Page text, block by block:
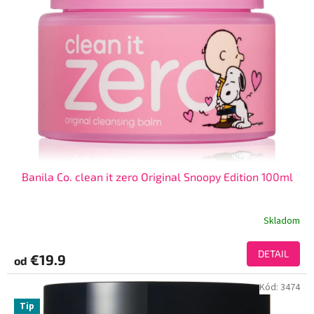
Banila Co. clean it zero Original Snoopy Edition 100ml
Skladom
od €19.9 DETAIL
Tip
Kód: 3474